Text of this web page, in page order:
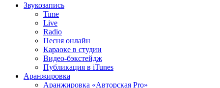
Звукозапись
Time
Live
Radio
Песня онлайн
Караоке в студии
Видео-бэкстейдж
Публикация в iTunes
Аранжировка
Аранжировка «Авторская Pro»